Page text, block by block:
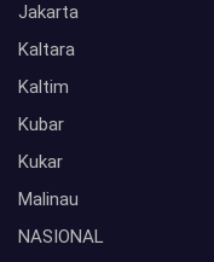
Jakarta
Kaltara
Kaltim
Kubar
Kukar
Malinau
NASIONAL